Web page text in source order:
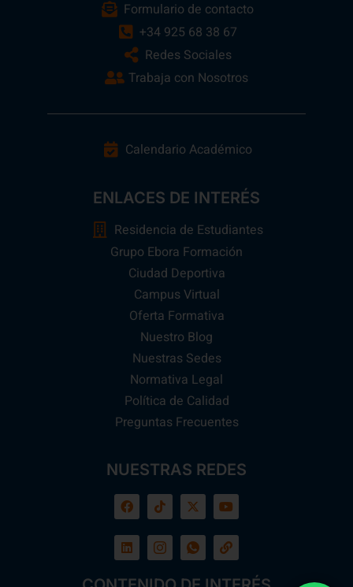
Formulario de contacto
+34 925 68 38 67
Redes Sociales
Trabaja con Nosotros
Calendario Académico
ENLACES DE INTERÉS
Residencia de Estudiantes
Grupo Ebora Formación
Ciudad Deportiva
Campus Virtual
Oferta Formativa
Nuestro Blog
Nuestras Sedes
Normativa Legal
Política de Calidad
Preguntas Frecuentes
NUESTRAS REDES